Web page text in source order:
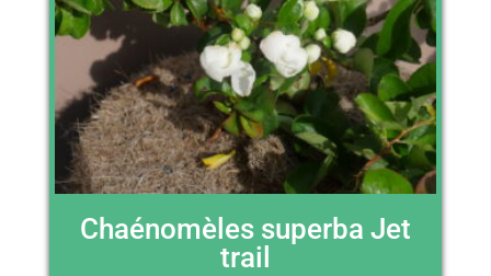
Chaénomèles superba Jet
trail